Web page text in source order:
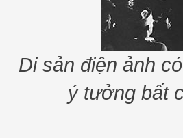
Di sản điện ảnh
ý tưởng bất